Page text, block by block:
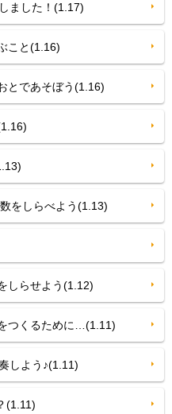
ました！(1.17)
こと(1.16)
であそぼう(1.16)
をしらべよう(1.13)
らせよう(1.12)
つくるために…(1.11)
しよう♪(1.11)
(1.11)